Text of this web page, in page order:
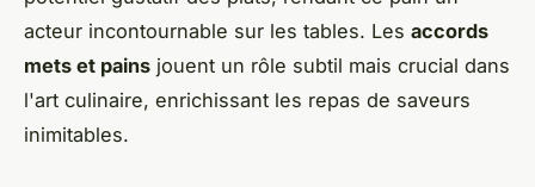
acteur incontournable sur les tables. Les accords
mets et pains jouent un rôle subtil mais crucial dans
l'art culinaire, enrichissant les repas de saveurs
inimitables.